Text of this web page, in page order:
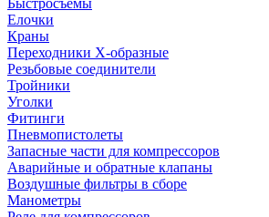
Быстросъемы
Елочки
Краны
Переходники Х-образные
Резьбовые соединители
Тройники
Уголки
Фитинги
Пневмопистолеты
Запасные части для компрессоров
Аварийные и обратные клапаны
Воздушные фильтры в сборе
Манометры